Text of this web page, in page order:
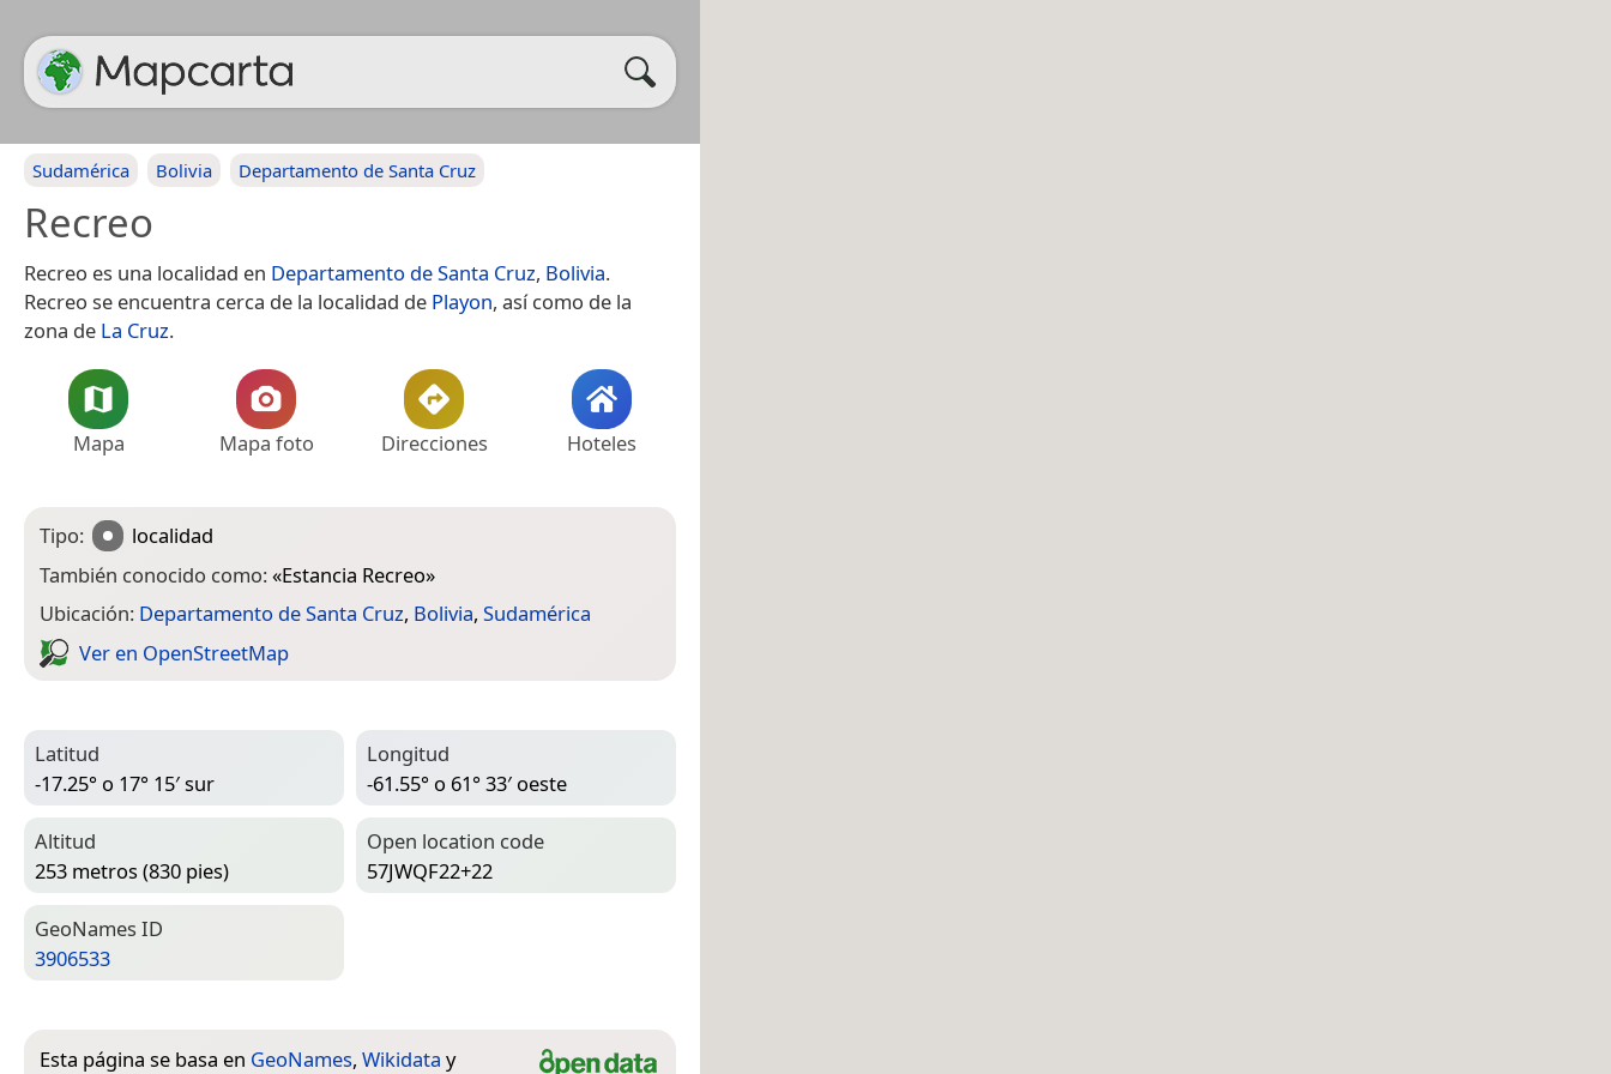
Sudamérica Bolivia Departamento de Santa Cruz
Recreo
Recreo es una localidad en Departamento de Santa Cruz, Bolivia.
Recreo se encuentra cerca de la localidad de Playon, así como de la
zona de La Cruz.
Mapa Mapa foto Direcciones Hoteles
Tipo:
localidad
También conocido como:«Estancia Recreo»
Ubicación: Departamento de Santa Cruz, Bolivia, Sudamérica
Ver en Open­Street­Map
Latitud
-17.25° o 17° 15′ sur
Longitud
-61.55° o 61° 33′ oeste
Altitud
253 metros (830 pies)
Open location code
57JWQF22+22
Geo­Names ID
3906533
Esta página se basa en GeoNames, Wikidata y